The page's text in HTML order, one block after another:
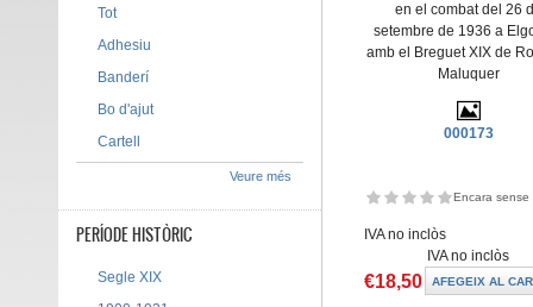
en el combat del 26
setembre de 1936 a
amb el Breguet XIX de
Maluquer
000173
Encara sense
IVA no inclòs
IVA no inclòs
€18,50
Tot
Adhesiu
Banderí
Bo d'ajut
Cartell
Veure més
PERÍODE HISTÒRIC
Segle XIX